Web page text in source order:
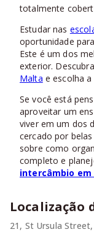
totalmente
Estudar nas
oportunidade
Este é um dos
exterior.
Malta e escolha
Se você está
aproveitar um
viver em um dos
cercado por
sobre como
completo e
intercâmbio em
Localização
21, St Ursula